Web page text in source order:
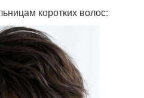
коротких волос: